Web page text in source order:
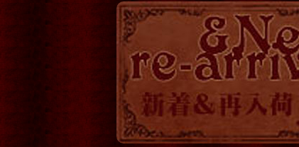
KITCHEN
トランク・BOX